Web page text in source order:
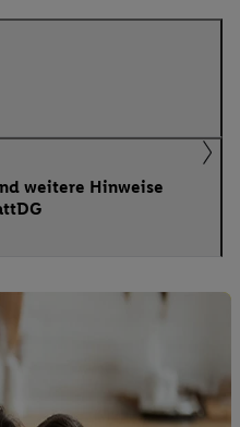
weitere Hinweise